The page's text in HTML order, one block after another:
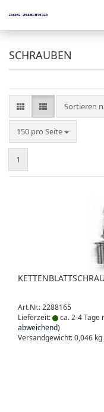
SCHRAUBEN
Sortieren
Sortieren
150 pro Seite
pro Seite
1
Art.Nr.: 2288165
Lieferzeit:
ca. 2-4 Tage
abweichend)
Versandgewicht:0,046 kg